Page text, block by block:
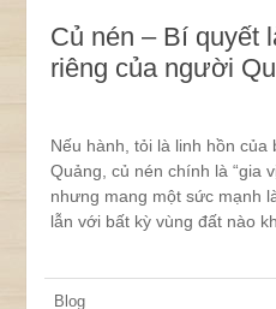
Củ nén – Bí quyết
riêng của người
Nếu hành, tỏi là linh hồn
Quảng, củ nén chính là “gia
nhưng mang một sức mạnh
lẫn với bất kỳ vùng đất nào
Blog